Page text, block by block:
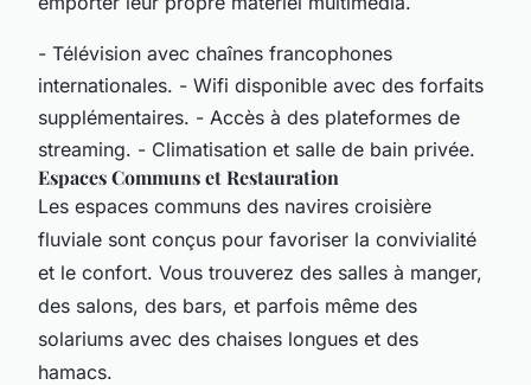
- Télévision avec chaînes francophones
internationales. - Wifi disponible avec des forfaits
supplémentaires. - Accès à des plateformes de
streaming. - Climatisation et salle de bain privée.
Espaces Communs et Restauration
Les espaces communs des navires croisière
fluviale sont conçus pour favoriser la convivialité
et le confort. Vous trouverez des salles à manger,
des salons, des bars, et parfois même des
solariums avec des chaises longues et des
hamacs.